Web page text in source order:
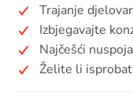
Trajanje
Izbjegavajte
Najčešći
Želite li